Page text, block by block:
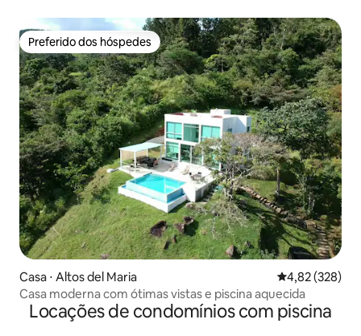
Preferido dos hóspedes
Preferido dos hóspedes
Casa ⋅ Altos del Maria 4,82 de uma
4,82 (328)
Casa moderna com ótimas vistas e piscina aquecida
Locações de condomínios com piscina